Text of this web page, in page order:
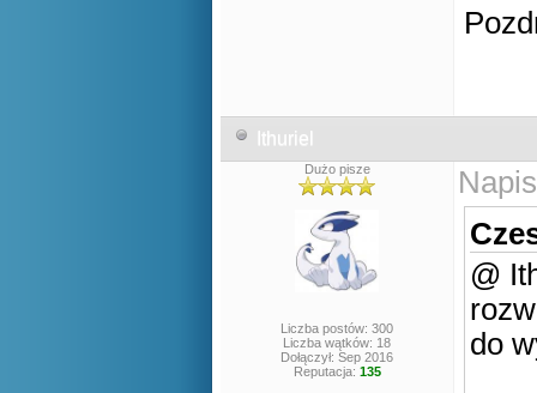
Ithuriel
Dużo pisze
Liczba postów: 300
Liczba wątków: 18
Dołączył: Sep 2016
Reputacja: 135
@
do